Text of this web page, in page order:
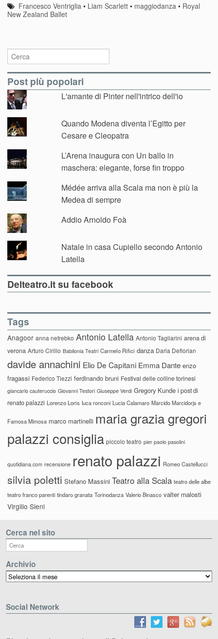
Francesco Ventriglia • Liam Scarlett • maggiodanza • Royal
New Zealand Ballet
Post più popolari
L'amante di Pinter nell'intrico dell'io
Quando Modena diventa l’Egitto per
Cesare e Cleopatra
L’Arena inaugura con Un ballo in
maschera: elegante, forse fin troppo
Médée arriva alla Scala ma non è più la
Medea di sempre
Addio Arnoldo Foà
Natale in casa Cupiello secondo Antonio
Latella
Delteatro.it su facebook
Tags
Anagoor anna netrebko Antonio Latella Antonio Tagliarini arena di
verona Arturo Cirillo Babilonia Teatri Carmelo Rifici danza Daria Deflorian
davide annachini Elio De Capitani Emma Dante enzo
fragassi Federico Tiezzi ferdinando bruni Festival delle colline torinesi
giancarlo cauteruccio Giovanni Testori Giuseppe Verdi Gregory Kunde i post di
renato palazzi Lorenzo Loris luca ronconi Lucia Calamaro Marcido Marcidorjs e
Famosa Mimosa marco martinelli maria grazia gregori
palazzi consiglia piccolo teatro pier paolo pasolini
quotidiana.com recensione renato palazzi Romeo Castellucci
silvia poletti Stefano Massini Teatro alla Scala teatro delle albe
teatro franco parenti tindaro granata Torinodanza Valerio Binasco valter malosti
Virgilio Sieni
Cerca nel sito
Archivio
Archivio
Social Network